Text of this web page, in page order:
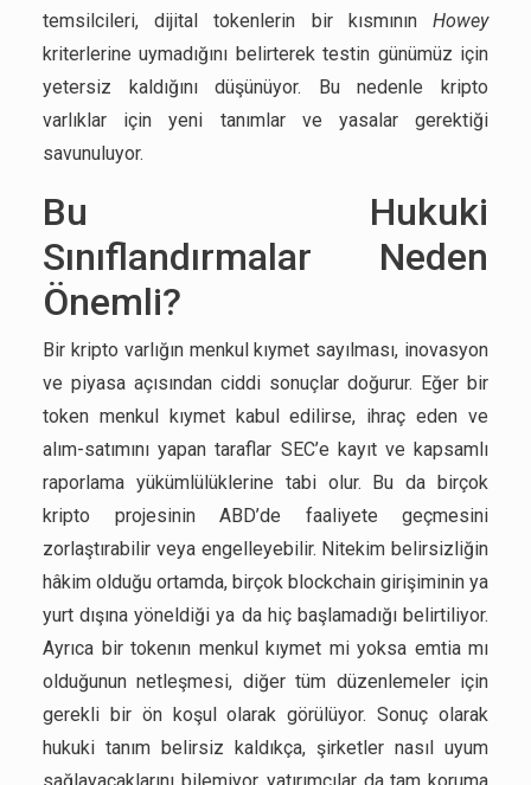
temsilcileri, dijital tokenlerin bir kısmının Howey
kriterlerine uymadığını belirterek testin günümüz için
yetersiz kaldığını düşünüyor. Bu nedenle kripto
varlıklar için yeni tanımlar ve yasalar gerektiği
savunuluyor.
Bu Hukuki
Sınıflandırmalar Neden
Önemli?
Bir kripto varlığın menkul kıymet sayılması, inovasyon
ve piyasa açısından ciddi sonuçlar doğurur. Eğer bir
token menkul kıymet kabul edilirse, ihraç eden ve
alım-satımını yapan taraflar SEC’e kayıt ve kapsamlı
raporlama yükümlülüklerine tabi olur. Bu da birçok
kripto projesinin ABD’de faaliyete geçmesini
zorlaştırabilir veya engelleyebilir. Nitekim belirsizliğin
hâkim olduğu ortamda, birçok blockchain girişiminin ya
yurt dışına yöneldiği ya da hiç başlamadığı belirtiliyor.
Ayrıca bir tokenın menkul kıymet mi yoksa emtia mı
olduğunun netleşmesi, diğer tüm düzenlemeler için
gerekli bir ön koşul olarak görülüyor. Sonuç olarak
hukuki tanım belirsiz kaldıkça, şirketler nasıl uyum